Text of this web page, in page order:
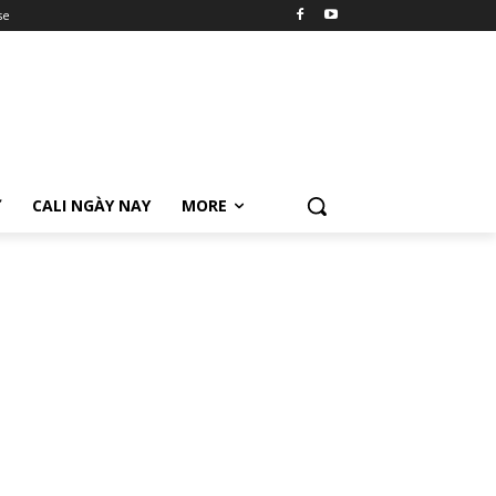
CALI NGÀY NAY MORE